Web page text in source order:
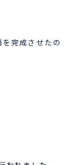
完成させたの